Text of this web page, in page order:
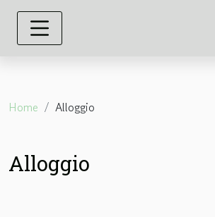
Home Alloggio
Alloggio